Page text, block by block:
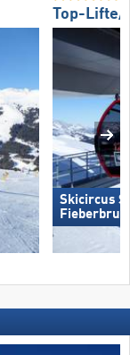
Top-Lifte/
Skicircus